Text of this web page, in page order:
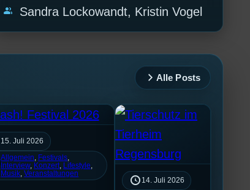
group Sandra Lockowandt, Kristin Vogel
Alle Posts
15. Juli 2026
Allgemein Festivals
Interview, Konzert Lifestyle
Musik , Veranstaltungen
14. Juli 2026